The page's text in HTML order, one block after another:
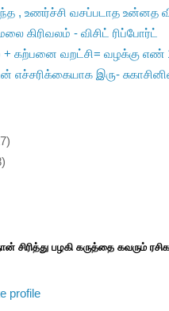
, உணர்ச்சி வசப்படாத உன்னத
கிரிவலம் - விசிட் ரிப்போர்ட்
கற்பனை வறட்சி= வழக்கு எண்
எச்சரிக்கையாக இரு-
சிரித்து பழகி கருத்தை கவரும்
profile